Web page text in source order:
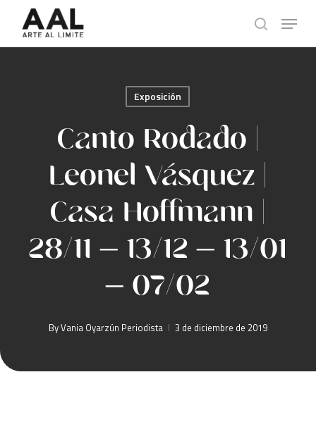
main
search
Menu
Exposición
Canto Rodado |
Leonel Vásquez |
Casa Hoffmann |
28/11 – 13/12 – 13/01
– 07/02
ByVania Oyarzún Periodista 3 de diciembre de 2019